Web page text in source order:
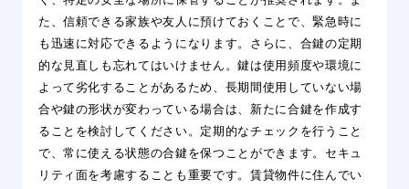
た、信頼できる家族や友人に預けておくことで、緊急時に
も迅速に対応できるようになります。さらに、合鍵の定期
的な見直しも忘れてはいけません。鍵は使用頻度や環境に
よって劣化することがあるため、長期間使用していない場
合や鍵の形状が変わっている場合は、新たに合鍵を作成す
ることを検討してください。定期的なチェックを行うこと
で、常に使える状態の合鍵を保つことができます。セキュ
リティ面を考慮することも重要です。賃貸物件に住んでい